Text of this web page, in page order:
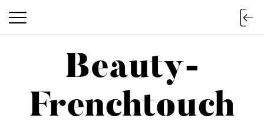
Beauty-Frenchtouch
Beauty-
Frenchtouch